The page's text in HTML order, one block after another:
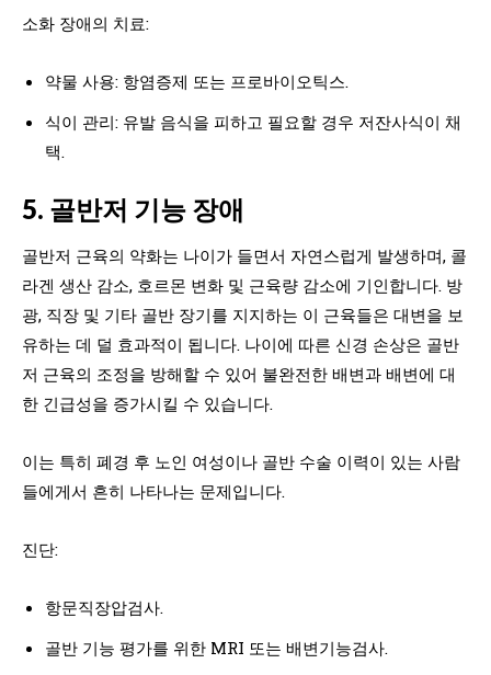
소화 장애의 치료:
약물 사용: 항염증제 또는 프로바이오틱스.
식이 관리: 유발 음식을 피하고 필요할 경우 저잔사식이 채
택.
5. 골반저 기능 장애
골반저 근육의 약화는 나이가 들면서 자연스럽게 발생하며, 콜
라겐 생산 감소, 호르몬 변화 및 근육량 감소에 기인합니다. 방
광, 직장 및 기타 골반 장기를 지지하는 이 근육들은 대변을 보
유하는 데 덜 효과적이 됩니다. 나이에 따른 신경 손상은 골반
저 근육의 조정을 방해할 수 있어 불완전한 배변과 배변에 대
한 긴급성을 증가시킬 수 있습니다.
이는 특히 폐경 후 노인 여성이나 골반 수술 이력이 있는 사람
들에게서 흔히 나타나는 문제입니다.
진단:
항문직장압검사.
골반 기능 평가를 위한 MRI 또는 배변기능검사.